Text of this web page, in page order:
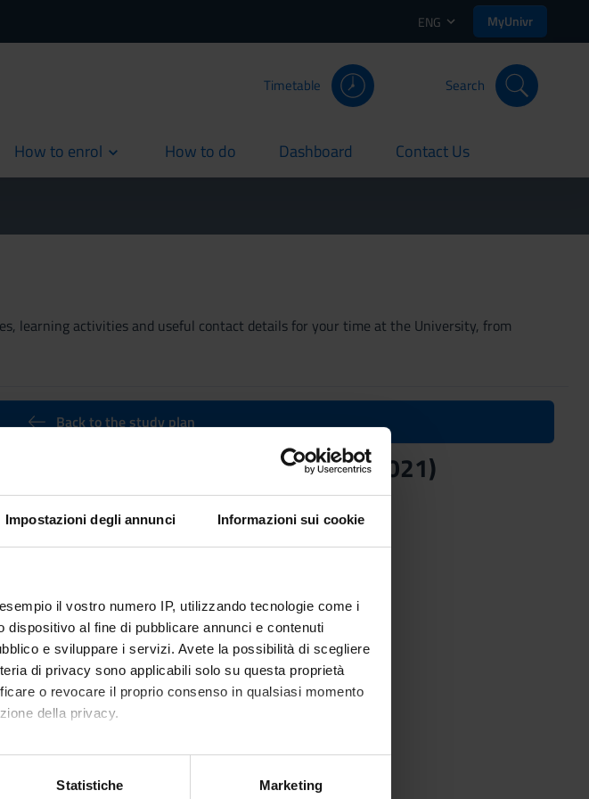
Impostazioni degli annunci Informazioni sui cookie
il vostro numero IP, utilizzando tecnologie come i
al fine di pubblicare annunci e contenuti
e sviluppare i servizi. Avete la possibilità di scegliere
di privacy sono applicabili solo su questa proprietà
o revocare il proprio consenso in qualsiasi momento
della privacy.
un'approssimazione di qualche metro,
Statistiche Marketing
ENG MyUnivr
Timetable Search
How to enrol How to do
current Dashboard
current Contact Us
current
learning activities and useful contact details for your time at the University, from
Back to the study plan
be activated in the A.Y. 2020/2021)
Credits
3